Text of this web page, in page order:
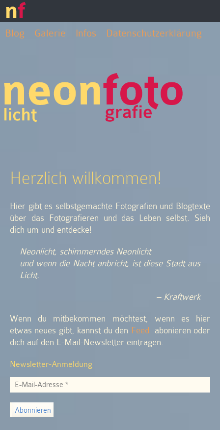
Blog Galerie Infos Datenschutzerklärung
Herzlich willkommen!
Hier gibt es selbstgemachte Fotografien und Blogtexte
über das Fotografieren und das Leben selbst. Sieh
dich um und entdecke!
Neonlicht, schimmerndes Neonlicht
und wenn die Nacht anbricht, ist diese Stadt aus
Licht.
– Kraftwerk
Wenn du mitbekommen möchtest, wenn es hier
etwas neues gibt, kannst du den Feed abonieren oder
dich auf den E-Mail-Newsletter eintragen.
Newsletter-Anmeldung